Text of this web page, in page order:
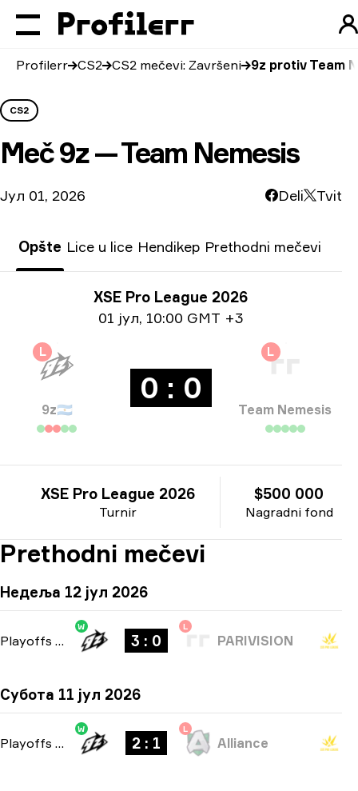
Profilerr CS2 CS2 mečevi: Završeni 9z protiv Team
CS2
Meč9z — Team Nemesis
Јул 01, 2026 Deli Tvit
Opšte Lice u lice Hendikep Prethodni mečevi
Informacije o turniruXSE Pro League 2026
Informacije o datumu
01 јул, 10:00 GMT +3
L
9z🇦🇷
0 : 0
L
Team Nemesis
Turnir
XSE Pro League 2026
Nagradni fond
$500 000
Prethodni mečevi
Недеља 12 јул 2026
Playoffs bo5
W
3 : 0
L
PARIVISION
Субота 11 јул 2026
Playoffs bo3
W
2 : 1
L
Alliance